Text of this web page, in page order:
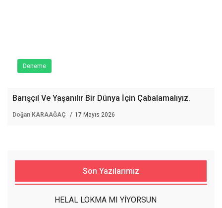
Deneme
Barışçıl Ve Yaşanılır Bir Dünya İçin Çabalamalıyız.
Doğan KARAAĞAÇ 17 Mayıs 2026
Son Yazılarımız
HELAL LOKMA MI YİYORSUN